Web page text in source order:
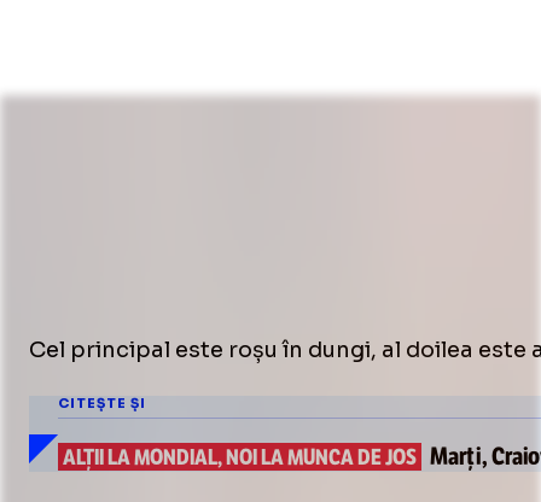
Cel principal este roșu în dungi, al doilea
CITEȘTE ȘI
ALȚII LA MONDIAL, NOI LA MUNCA DE JOS Marți,